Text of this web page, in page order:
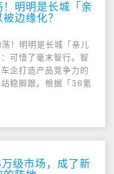
明明是长城「亲
边缘化？
！明明是长城「亲儿
可惜了毫末智行。智
企打造产品竞争力的
稳脚跟。根据「36氪
级市场，成了新